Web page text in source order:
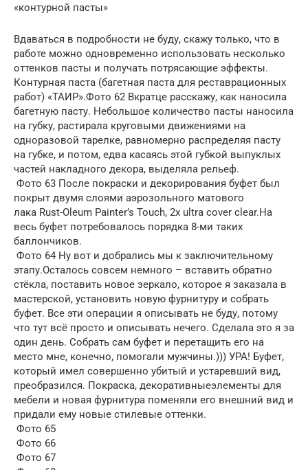
«контурной пасты»
Вдаваться в подробности не буду, скажу только, что в
работе можно одновременно использовать несколько
оттенков пасты и получать потрясающие эффекты.
Контурная паста (багетная паста для реставрационных
работ) «ТАИР».Фото 62 Вкратце расскажу, как наносила
багетную пасту. Небольшое количество пасты наносила
на губку, растирала круговыми движениями на
одноразовой тарелке, равномерно распределяя пасту
на губке, и потом, едва касаясь этой губкой выпуклых
частей накладного декора, выделяла рельеф.
Фото 63 После покраски и декорирования буфет был
покрыт двумя слоями аэрозольного матового
лака Rust-Oleum Painter’s Touch, 2x ultra cover clear.На
весь буфет потребовалось порядка 8-ми таких
баллончиков.
Фото 64 Ну вот и добрались мы к заключительному
этапу.Осталось совсем немного – вставить обратно
стёкла, поставить новое зеркало, которое я заказала в
мастерской, установить новую фурнитуру и собрать
буфет. Все эти операции я описывать не буду, потому
что тут всё просто и описывать нечего. Сделала это я за
один день. Собрать сам буфет и перетащить его на
место мне, конечно, помогали мужчины.))) УРА! Буфет,
который имел совершенно убитый и устаревший вид,
преобразился. Покраска, декоративныеэлементы для
мебели и новая фурнитура поменяли его внешний вид и
придали ему новые стилевые оттенки.
Фото 65
Фото 66
Фото 67